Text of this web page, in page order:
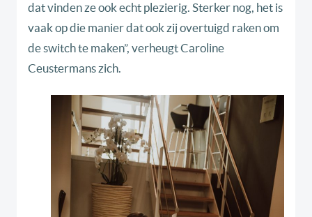
dat vinden ze ook echt plezierig. Sterker nog, het is
vaak op die manier dat ook zij overtuigd raken om
de switch te maken”, verheugt Caroline
Ceustermans zich.